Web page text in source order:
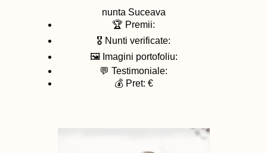
nunta Suceava
🏆 Premii:
🎖️ Nunti verificate:
🖼️ Imagini portofoliu:
💬 Testimoniale:
💰 Pret: €